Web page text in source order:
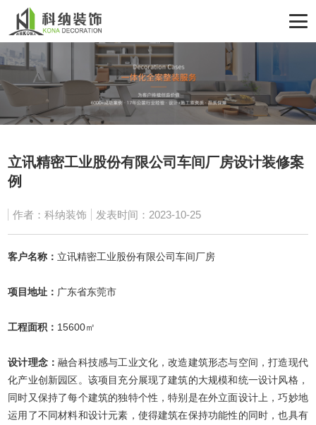
立讯精密工业股份有限公司车间厂房设计装修案
例
作者：科纳装饰 发表时间：2023-10-25
客户名称： 立讯精密工业股份有限公司车间厂房
项目地址： 广东省东莞市
工程面积： 15600㎡
设计理念：融合科技感与工业文化，改造建筑形态与空间，打造现代
化产业创新园区。该项目充分展现了建筑的大规模和统一设计风格，
同时又保持了每个建筑的独特个性，特别是在外立面设计上，巧妙地
运用了不同材料和设计元素，使得建筑在保持功能性的同时，也具有